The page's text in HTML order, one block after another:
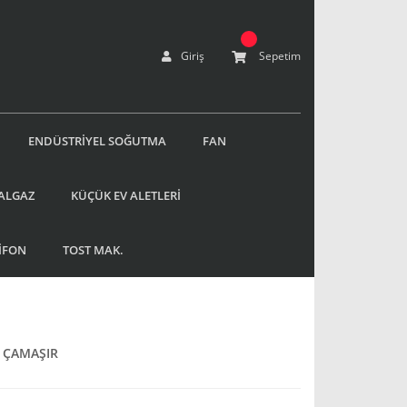
Giriş Sepetim
ENDÜSTRİYEL SOĞUTMA FAN
KÜÇÜK EV ALETLERİ
TOST MAK.